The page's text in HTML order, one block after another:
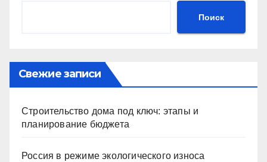
Поиск
Свежие записи
Строительство дома под ключ: этапы и
планирование бюджета
Россия в режиме экологического износа